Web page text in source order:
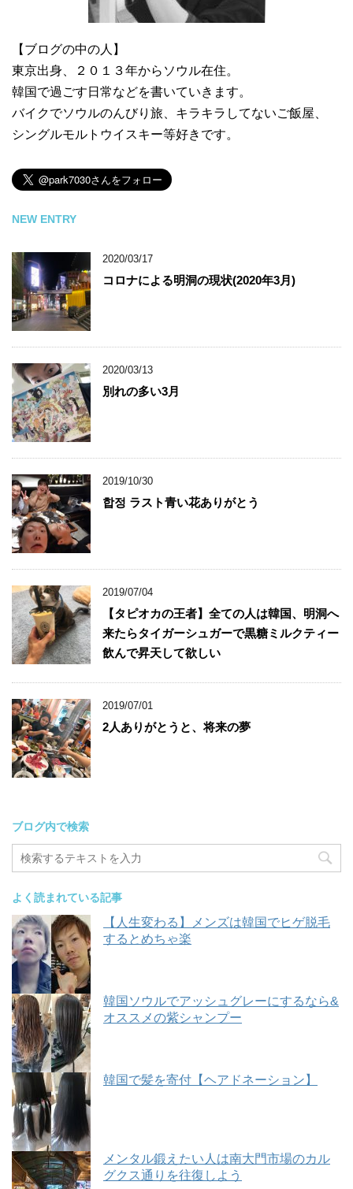
【ブログの中の人】
東京出身、２０１３年からソウル在住。
韓国で過ごす日常などを書いていきます。
バイクでソウルのんびり旅、キラキラしてないご飯屋、
シングルモルトウイスキー等好きです。
NEW ENTRY
2020/03/17
コロナによる明洞の現状(2020年3月)
2020/03/13
別れの多い3月
2019/10/30
합정 ラスト青い花ありがとう
2019/07/04
【タピオカの王者】全ての人は韓国、明洞へ
来たらタイガーシュガーで黒糖ミルクティー
飲んで昇天して欲しい
2019/07/01
2人ありがとうと、将来の夢
ブログ内で検索
よく読まれている記事
【人生変わる】メンズは韓国でヒゲ脱毛
するとめちゃ楽
韓国ソウルでアッシュグレーにするなら&
オススメの紫シャンプー
韓国で髪を寄付【ヘアドネーション】
メンタル鍛えたい人は南大門市場のカル
グクス通りを往復しよう